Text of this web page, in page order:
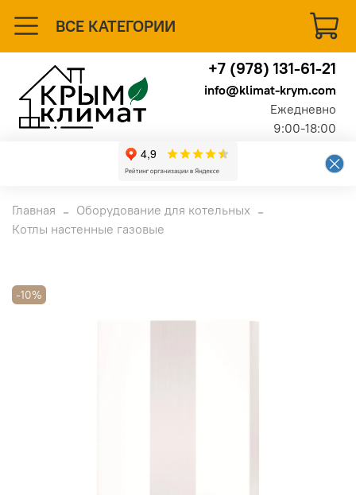
ВСЕ КАТЕГОРИИ
+7 (978) 131-61-21
info@klimat-krym.com
Ежедневно
9:00-18:00
Главная
Оборудование для котельных
Котлы настенные газовые
-10%